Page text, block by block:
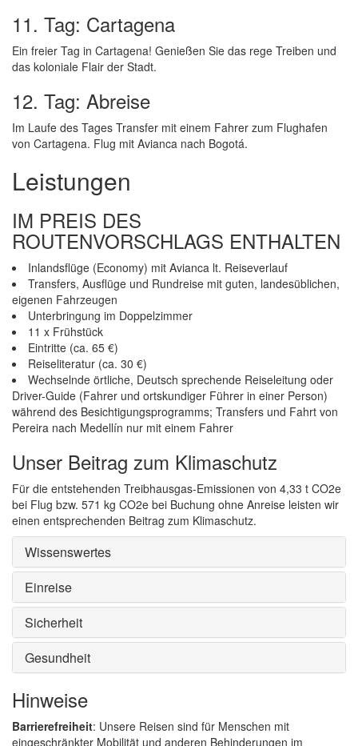
11. Tag: Cartagena
Ein freier Tag in Cartagena! Genießen Sie das rege Treiben und
das koloniale Flair der Stadt.
12. Tag: Abreise
Im Laufe des Tages Transfer mit einem Fahrer zum Flughafen
von Cartagena. Flug mit Avianca nach Bogotá.
Leistungen
IM PREIS DES
ROUTENVORSCHLAGS ENTHALTEN
Inlandsflüge (Economy) mit Avianca lt. Reiseverlauf
Transfers, Ausflüge und Rundreise mit guten, landesüblichen,
eigenen Fahrzeugen
Unterbringung im Doppelzimmer
11 x Frühstück
Eintritte (ca. 65 €)
Reiseliteratur (ca. 30 €)
Wechselnde örtliche, Deutsch sprechende Reiseleitung oder
Driver-Guide (Fahrer und ortskundiger Führer in einer Person)
während des Besichtigungsprogramms; Transfers und Fahrt von
Pereira nach Medellín nur mit einem Fahrer
Unser Beitrag zum Klimaschutz
Für die entstehenden Treibhausgas-Emissionen von 4,33 t CO2e
bei Flug bzw. 571 kg CO2e bei Buchung ohne Anreise leisten wir
einen entsprechenden Beitrag zum Klimaschutz.
Wissenswertes
Einreise
Sicherheit
Gesundheit
Hinweise
Barrierefreiheit: Unsere Reisen sind für Menschen mit
eingeschränkter Mobilität und anderen Behinderungen im